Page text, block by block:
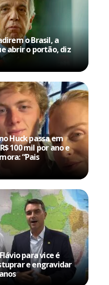
o Brasil, a
abrir o portão, diz
Huck passa em
100 mil por ano e
“Pais
para vice é
e engravidar